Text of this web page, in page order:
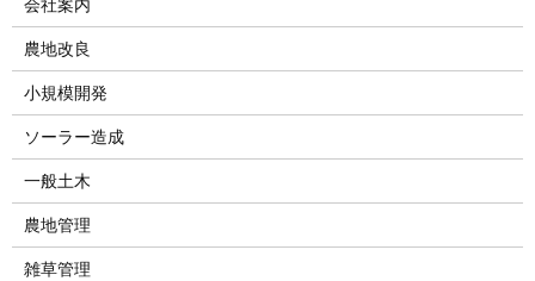
会社案内
農地改良
小規模開発
ソーラー造成
一般土木
農地管理
雑草管理